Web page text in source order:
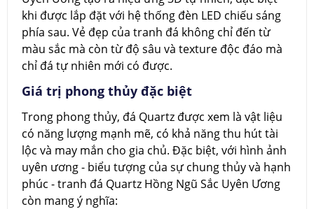
khi được lắp đặt với hệ thống đèn LED chiếu sáng
phía sau. Vẻ đẹp của tranh đá không chỉ đến từ
màu sắc mà còn từ độ sâu và texture độc đáo mà
chỉ đá tự nhiên mới có được.
Giá trị phong thủy đặc biệt
Trong phong thủy, đá Quartz được xem là vật liệu
có năng lượng mạnh mẽ, có khả năng thu hút tài
lộc và may mắn cho gia chủ. Đặc biệt, với hình ảnh
uyên ương - biểu tượng của sự chung thủy và hạnh
phúc - tranh đá Quartz Hồng Ngũ Sắc Uyên Ương
còn mang ý nghĩa: